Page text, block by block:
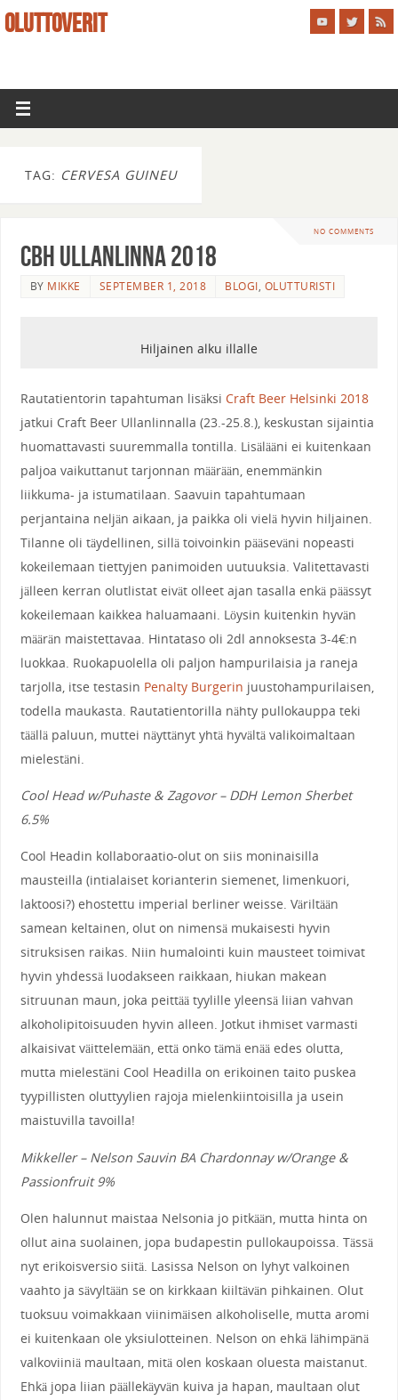
OLUTTOVERIT
TAG: CERVESA GUINEU
NO COMMENTS
CBH Ullanlinna 2018
BY MIKKE SEPTEMBER 1, 2018 BLOGI, OLUTTURISTI
Hiljainen alku illalle
Rautatientorin tapahtuman lisäksi Craft Beer Helsinki 2018
jatkui Craft Beer Ullanlinnalla (23.-25.8.), keskustan sijaintia
huomattavasti suuremmalla tontilla. Lisälääni ei kuitenkaan
paljoa vaikuttanut tarjonnan määrään, enemmänkin
liikkuma- ja istumatilaan. Saavuin tapahtumaan
perjantaina neljän aikaan, ja paikka oli vielä hyvin hiljainen.
Tilanne oli täydellinen, sillä toivoinkin pääseväni nopeasti
kokeilemaan tiettyjen panimoiden uutuuksia. Valitettavasti
jälleen kerran olutlistat eivät olleet ajan tasalla enkä päässyt
kokeilemaan kaikkea haluamaani. Löysin kuitenkin hyvän
määrän maistettavaa. Hintataso oli 2dl annoksesta 3-4€:n
luokkaa. Ruokapuolella oli paljon hampurilaisia ja raneja
tarjolla, itse testasin Penalty Burgerin juustohampurilaisen,
todella maukasta. Rautatientorilla nähty pullokauppa teki
täällä paluun, muttei näyttänyt yhtä hyvältä valikoimaltaan
mielestäni.
Cool Head w/Puhaste & Zagovor – DDH Lemon Sherbet
6.5%
Cool Headin kollaboraatio-olut on siis moninaisilla
mausteilla (intialaiset korianterin siemenet, limenkuori,
laktoosi?) ehostettu imperial berliner weisse. Väriltään
samean keltainen, olut on nimensä mukaisesti hyvin
sitruksisen raikas. Niin humalointi kuin mausteet toimivat
hyvin yhdessä luodakseen raikkaan, hiukan makean
sitruunan maun, joka peittää tyylille yleensä liian vahvan
alkoholipitoisuuden hyvin alleen. Jotkut ihmiset varmasti
alkaisivat väittelemään, että onko tämä enää edes olutta,
mutta mielestäni Cool Headilla on erikoinen taito puskea
tyypillisten oluttyylien rajoja mielenkiintoisilla ja usein
maistuvilla tavoilla!
Mikkeller – Nelson Sauvin BA Chardonnay w/Orange &
Passionfruit 9%
Olen halunnut maistaa Nelsonia jo pitkään, mutta hinta on
ollut aina suolainen, jopa budapestin pullokaupoissa. Tässä
nyt erikoisversio siitä. Lasissa Nelson on lyhyt valkoinen
vaahto ja sävyltään se on kirkkaan kiiltävän pihkainen. Olut
tuoksuu voimakkaan viinimäisen alkoholiselle, mutta aromi
ei kuitenkaan ole yksiulotteinen. Nelson on ehkä lähimpänä
valkoviiniä maultaan, mitä olen koskaan oluesta maistanut.
Ehkä jopa liian päällekäyvän kuiva ja hapan, maultaan olut